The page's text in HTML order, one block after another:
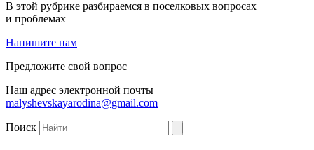
В этой рубрике разбираемся в поселковых вопросах
и проблемах
Напишите нам
Предложите свой вопрос
Наш адрес электронной почты
malyshevskayarodina@gmail.com
Поиск